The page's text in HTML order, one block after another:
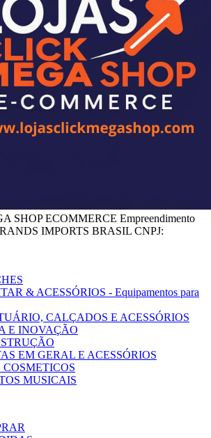
SHOP ECOMMERCE Empreendimento
IMPORTS BRASIL CNPJ:
& ACESSÓRIOS - Equipamentos para
CALÇADOS E ACESSÓRIOS
E INOVAÇÃO
EM GERAL E ACESSÓRIOS
COSMETICOS
MUSICAIS